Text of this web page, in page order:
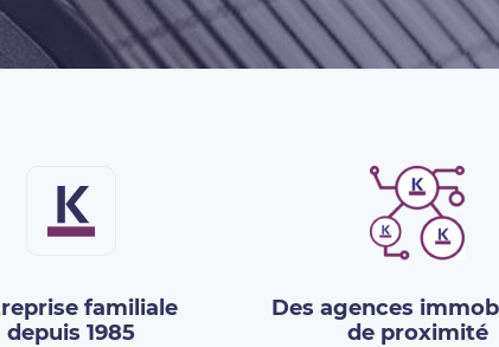
familiale
depuis 1985
Des agences
de proximité